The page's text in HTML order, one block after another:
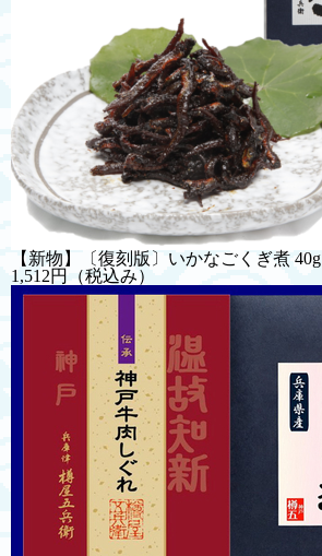
【新物】〔復刻版〕いかなごくぎ煮 40g
1,512円
（税込み）